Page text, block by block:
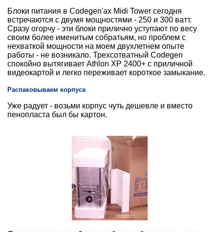
Блоки питания в Codegen'ах Midi Tower сегодня
встречаются с двумя мощностями - 250 и 300 ватт.
Сразу огорчу - эти блоки прилично уступают по весу
своим более именитым собратьям, но проблем с
нехваткой мощности на моем двухлетнем опыте
работы - не возникало. Трехсотватный Codegen
спокойно вытягивает Athlon XP 2400+ с приличной
видеокартой и легко переживает короткое замыкание.
Распаковываем корпуса
Уже радует - возьми корпус чуть дешевле и вместо
пенопласта был бы картон.